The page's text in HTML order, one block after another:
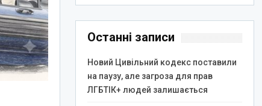
Останні записи
Новий Цивільний кодекс поставили
на паузу, але загроза для прав
ЛГБТІК+ людей залишається